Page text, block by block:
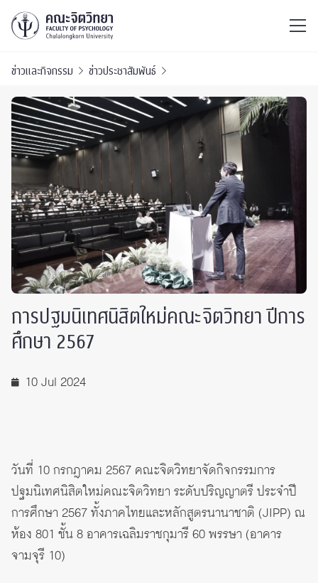
ข่าวและกิจกรรม ข่าวประชาสัมพันธ์
การปฐมนิเทศนิสิตใหม่คณะจิตวิทยา ปีการ
ศึกษา 2567
10 Jul 2024
วันที่ 10 กรกฎาคม 2567 คณะจิตวิทยาจัดกิจกรรมการ
ปฐมนิเทศนิสิตใหม่คณะจิตวิทยา ระดับปริญญาตรี ประจำปี
การศึกษา 2567 ทั้งภาคไทยและหลักสูตรนานาชาติ (JIPP) ณ
ห้อง 801 ชั้น 8 อาคารเฉลิมราชกุมารี 60 พรรษา (อาคาร
จามจุรี 10)